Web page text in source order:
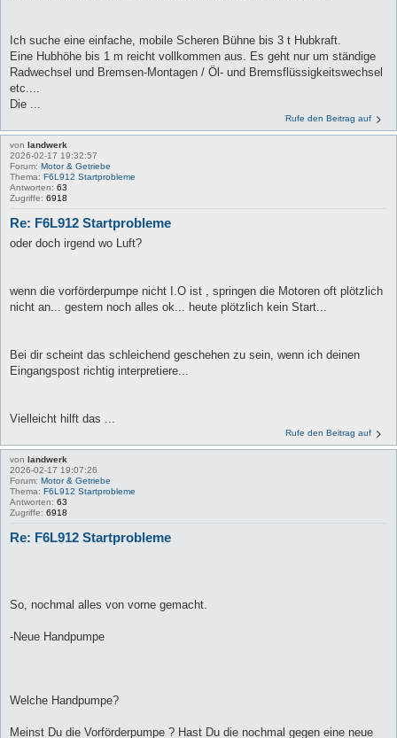
Ich suche eine einfache, mobile Scheren Bühne bis 3 t Hubkraft.
Eine Hubhöhe bis 1 m reicht vollkommen aus. Es geht nur um ständige
Radwechsel und Bremsen-Montagen / Öl- und Bremsflüssigkeitswechsel
etc....
Die ...
Rufe den Beitrag auf
von landwerk
2026-02-17 19:32:57
Forum: Motor & Getriebe
Thema: F6L912 Startprobleme
Antworten: 63
Zugriffe: 6918
Re: F6L912 Startprobleme
oder doch irgend wo Luft?
wenn die vorförderpumpe nicht I.O ist , springen die Motoren oft plötzlich
nicht an... gestern noch alles ok... heute plötzlich kein Start...
Bei dir scheint das schleichend geschehen zu sein, wenn ich deinen
Eingangspost richtig interpretiere...
Vielleicht hilft das ...
Rufe den Beitrag auf
von landwerk
2026-02-17 19:07:26
Forum: Motor & Getriebe
Thema: F6L912 Startprobleme
Antworten: 63
Zugriffe: 6918
Re: F6L912 Startprobleme
So, nochmal alles von vorne gemacht.
-Neue Handpumpe
Welche Handpumpe?
Meinst Du die Vorförderpumpe ? Hast Du die nochmal gegen eine neue